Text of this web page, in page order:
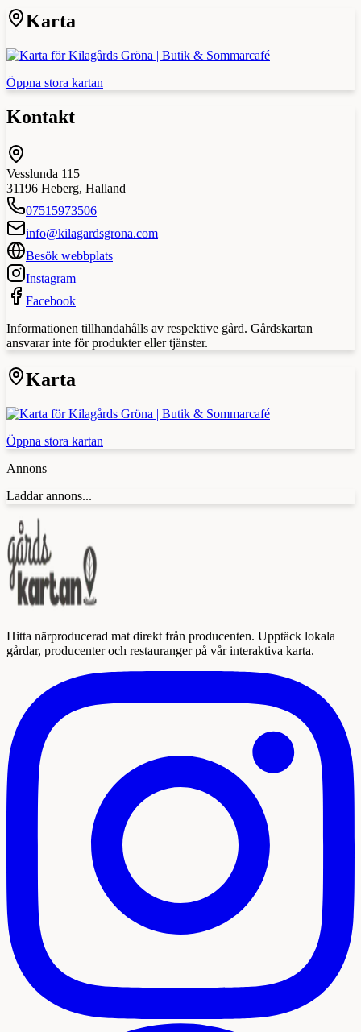
Karta
Öppna stora kartan
Kontakt
Vesslunda 115
31196 Heberg, Halland
07515973506
info@kilagardsgrona.com
Besök webbplats
Instagram
Facebook
Informationen tillhandahålls av respektive gård. Gårdskartan
ansvarar inte för produkter eller tjänster.
Karta
Öppna stora kartan
Annons
Laddar annons...
Hitta närproducerad mat direkt från producenten. Upptäck lokala
gårdar, producenter och restauranger på vår interaktiva karta.